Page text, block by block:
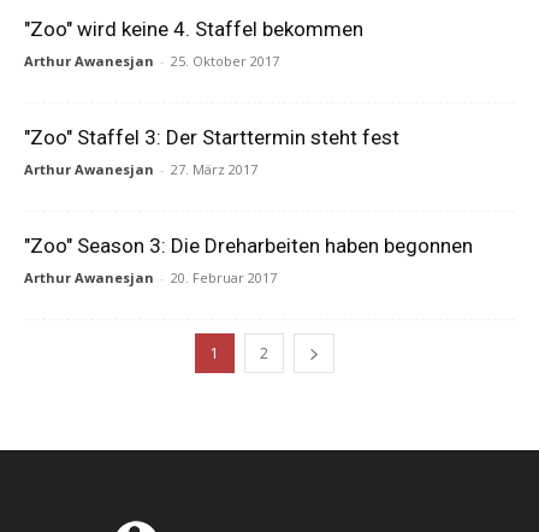
"Zoo" wird keine 4. Staffel bekommen
Arthur Awanesjan - 25. Oktober 2017
"Zoo" Staffel 3: Der Starttermin steht fest
Arthur Awanesjan - 27. März 2017
"Zoo" Season 3: Die Dreharbeiten haben begonnen
Arthur Awanesjan - 20. Februar 2017
1 2